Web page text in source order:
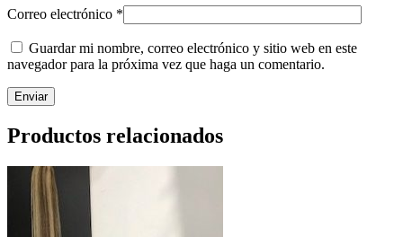
Correo electrónico *
Guardar mi nombre, correo electrónico y sitio web en este
navegador para la próxima vez que haga un comentario.
Productos relacionados